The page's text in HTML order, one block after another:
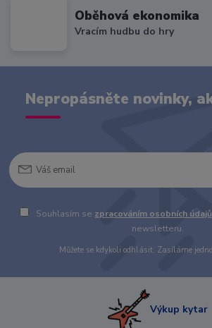
Oběhová ekonomika
Vracím hudbu do hry
Nepropásněte novinky,
Souhlasím se zpracováním osobních údajů
newsletteru.
Můžete se kdykoli odhlásit. Zasíláme
Výkup kytar